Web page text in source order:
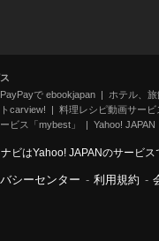
で ebookjapan
ホテル、
carview!
料理レシピ動画サービ
ビス「mybest」
Yahoo! JAPAN
ビはYahoo! JAPANのサービ
シーセンター - 利用規約 -